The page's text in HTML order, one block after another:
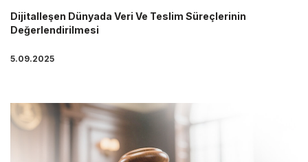
Dijitalleşen Dünyada Veri Ve Teslim Süreçlerinin
Değerlendirilmesi
5.09.2025